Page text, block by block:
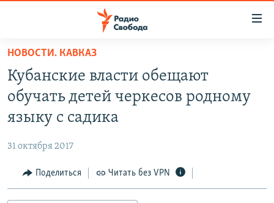
упрощенного
доступа
Вернуться
основному
Вернутся
ПРОГРАММЫ
ПОДКАСТЫ
АВТОРСКИЕ ПРОЕКТЫ
МНЕНИЯ
КУЛЬТУРА
НОВОСТИ. КАВКАЗ
Кубанские власти обещают
обучать детей черкесов родному
языку с садика
31 октября 2017
Поделиться Читать без VPN